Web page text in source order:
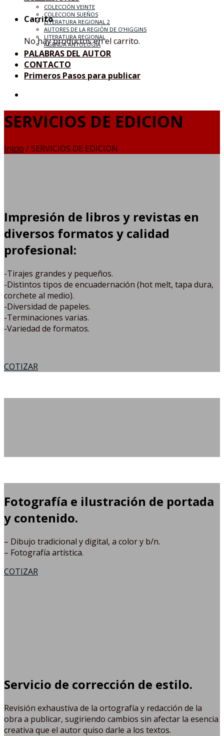
Carrito
No hay productos en el carrito.
COLECCIÓN VEINTE
COLECCION SUEÑOS
LITERATURA REGIONAL 2
AUTORES DE LA REGIÓN DE O’HIGGINS
LITERATURA REGIONAL
AGENDA ANTOLOGÍA
PALABRAS DEL AUTOR
CONTACTO
Primeros Pasos para publicar
SERVICIOS DE EDICION
Inicio /SERVICIOS DE EDICION
Impresión de libros y revistas en
diversos formatos y calidad
profesional:
-Tirajes grandes y pequeños.
-Distintos tipos de encuadernación (hot melt, tapa dura,
corchete al medio).
-Diversidad de papeles.
-Terminaciones varias.
-Variedad de formatos.
COTIZAR
Fotografía e ilustración de portada
y contenido.
– Dibujo tradicional y digital, a color y b/n.
– Fotografía artística.
COTIZAR
Servicio de corrección de estilo.
Revisión exhaustiva de la ortografía y redacción de la
obra a publicar, sugiriendo cambios sin afectar la esencia
creativa que el autor quiso darle a los textos.